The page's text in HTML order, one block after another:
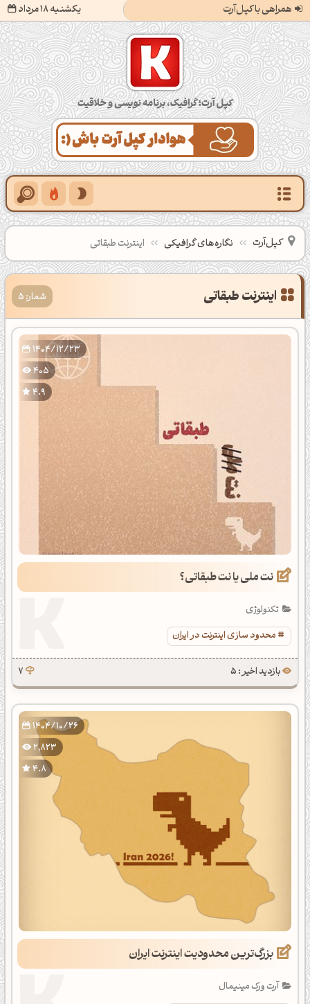
همراهی با کپل‌آرت یکشنبه 18 مرداد
کپل‌آرت؛ گرافیک، برنامه‌نویسی و خلاقیت
کپل‌آرت نگاره‌های گرافیکی اینترنت طبقاتی
اینترنت طبقاتی شمار: 5
1404/12/23
405
4.9
نت ملی یا نت طبقاتی؟
تکنولوژی
محدود سازی اینترنت در ایران
بازدید اخیر : 5 7
1404/10/26
2,823
4.8
بزرگ‌ترین محدودیت اینترنت ایران
آرت ورک مینیمال